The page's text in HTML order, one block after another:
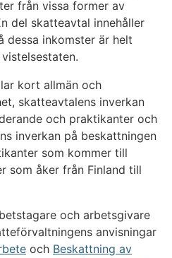
från vissa former av
del skatteavtal innehåller
inkomster är helt
kort allmän och
skatteavtalens inverkan
och praktikanter och
inverkan på beskattningen
som kommer till
som åker från Finland till
och arbetsgivare
anvisningar
och Beskattning av